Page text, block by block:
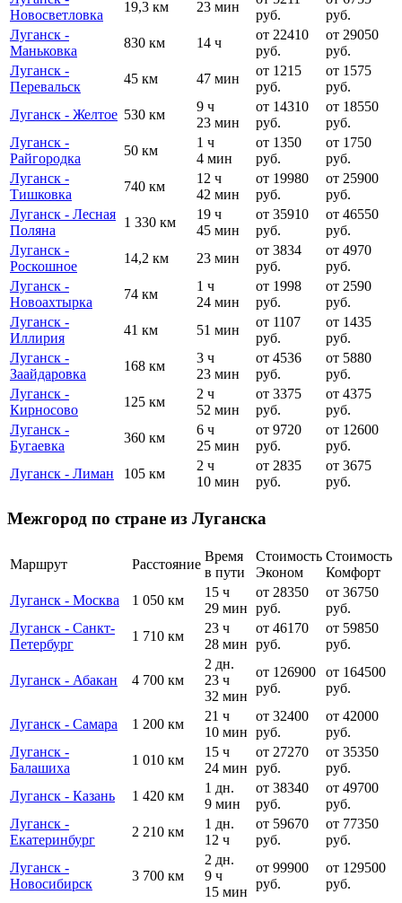
Новосветловка
19,3 км 23 мин
руб.
руб.
Луганск -
Маньковка
830 км 14 ч
от 22410
руб.
от 29050
руб.
Луганск -
Перевальск
45 км 47 мин
от 1215
руб.
от 1575
руб.
Луганск - Желтое 530 км
9 ч
23 мин
от 14310
руб.
от 18550
руб.
Луганск -
Райгородка
50 км
1 ч
4 мин
от 1350
руб.
от 1750
руб.
Луганск -
Тишковка
740 км
12 ч
42 мин
от 19980
руб.
от 25900
руб.
Луганск - Лесная
Поляна
1 330 км
19 ч
45 мин
от 35910
руб.
от 46550
руб.
Луганск -
Роскошное
14,2 км 23 мин
от 3834
руб.
от 4970
руб.
Луганск -
Новоахтырка
74 км
1 ч
24 мин
от 1998
руб.
от 2590
руб.
Луганск -
Иллирия
41 км 51 мин
от 1107
руб.
от 1435
руб.
Луганск -
Заайдаровка
168 км
3 ч
23 мин
от 4536
руб.
от 5880
руб.
Луганск -
Кирносово
125 км
2 ч
52 мин
от 3375
руб.
от 4375
руб.
Луганск -
Бугаевка
360 км
6 ч
25 мин
от 9720
руб.
от 12600
руб.
Луганск - Лиман
105 км
2 ч
10 мин
от 2835
руб.
от 3675
руб.
Межгород по стране из Луганска
Маршрут Расстояние
Время
в пути
Стоимость
Эконом
Стоимость
Комфорт
Луганск - Москва
1 050 км
15 ч
29 мин
от 28350
руб.
от 36750
руб.
Луганск - Санкт-
Петербург
1 710 км
23 ч
28 мин
от 46170
руб.
от 59850
руб.
Луганск - Абакан 4 700 км
2 дн.
23 ч
32 мин
от 126900
руб.
от 164500
руб.
Луганск - Самара 1 200 км
21 ч
10 мин
от 32400
руб.
от 42000
руб.
Луганск -
Балашиха
1 010 км
15 ч
24 мин
от 27270
руб.
от 35350
руб.
Луганск - Казань
1 420 км
1 дн.
9 мин
от 38340
руб.
от 49700
руб.
Луганск -
Екатеринбург
2 210 км
1 дн.
12 ч
от 59670
руб.
от 77350
руб.
Луганск -
Новосибирск
3 700 км
2 дн.
9 ч
15 мин
от 99900
руб.
от 129500
руб.